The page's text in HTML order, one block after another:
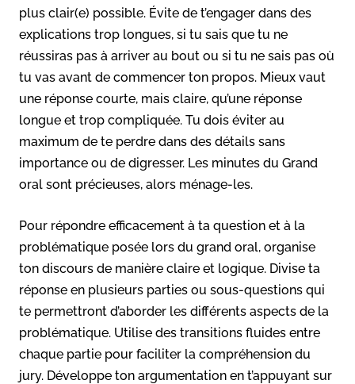
plus clair(e) possible. Évite de t’engager dans des
explications trop longues, si tu sais que tu ne
réussiras pas à arriver au bout ou si tu ne sais pas où
tu vas avant de commencer ton propos. Mieux vaut
une réponse courte, mais claire, qu’une réponse
longue et trop compliquée. Tu dois éviter au
maximum de te perdre dans des détails sans
importance ou de digresser. Les minutes du Grand
oral sont précieuses, alors ménage-les.
Pour répondre efficacement à ta question et à la
problématique posée lors du grand oral, organise
ton discours de manière claire et logique. Divise ta
réponse en plusieurs parties ou sous-questions qui
te permettront d’aborder les différents aspects de la
problématique. Utilise des transitions fluides entre
chaque partie pour faciliter la compréhension du
jury. Développe ton argumentation en t’appuyant sur